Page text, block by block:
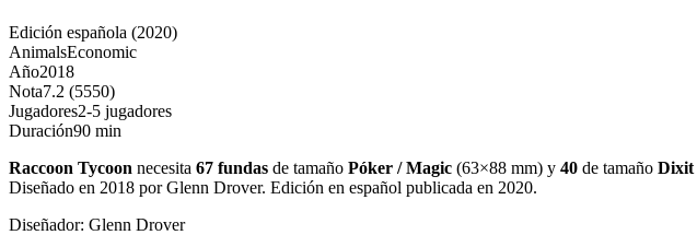
Edición española (2020)
AnimalsEconomic
Año2018
Nota7.2 (5550)
Jugadores2-5 jugadores
Duración90 min
Raccoon Tycoon necesita 67 fundas de tamaño Póker / Magic (63×88 mm) y 40 de tamaño Dixit
Diseñado en 2018 por Glenn Drover. Edición en español publicada en 2020.
Diseñador: Glenn Drover